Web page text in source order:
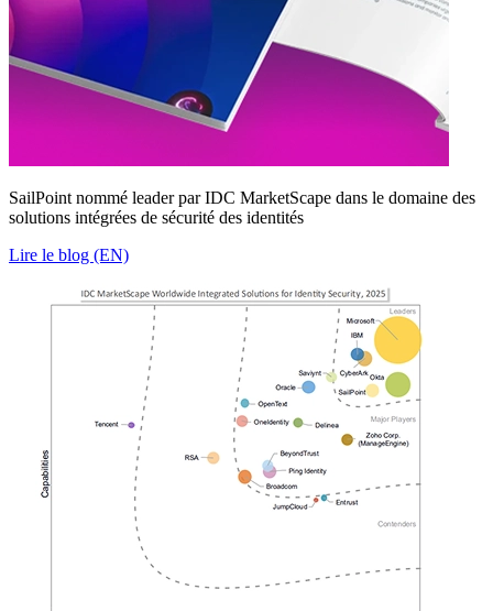
SailPoint nommé leader par IDC MarketScape dans le domaine des
solutions intégrées de sécurité des identités
Lire le blog (EN)